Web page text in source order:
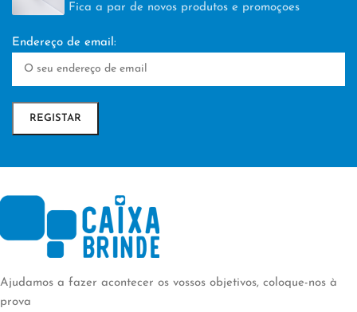
Fica a par de novos produtos e promoçoes
Endereço de email:
Ajudamos a fazer acontecer os vossos objetivos, coloque-nos à
prova